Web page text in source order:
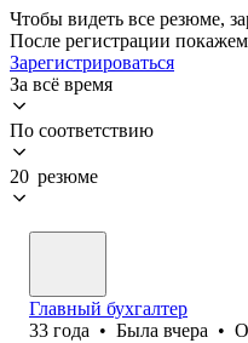
Чтобы видеть все резюме,
После регистрации
Зарегистрироваться
За всё время
По соответствию
20 резюме
Главный бухгалтер
33 года • Была вчера •